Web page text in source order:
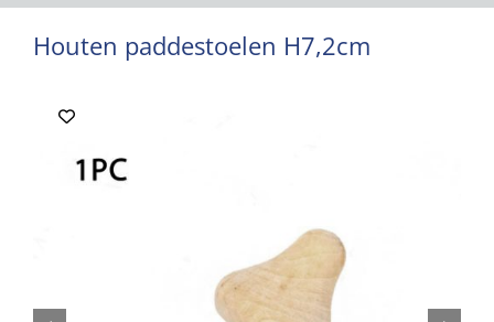
Houten paddestoelen H7,2cm